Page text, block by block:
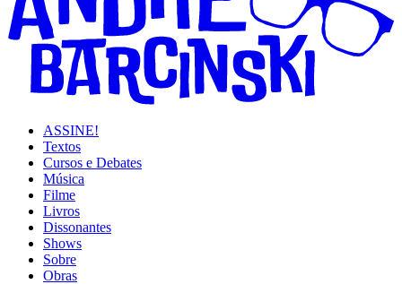
ASSINE!
Textos
Cursos e Debates
Música
Filme
Livros
Dissonantes
Shows
Sobre
Obras